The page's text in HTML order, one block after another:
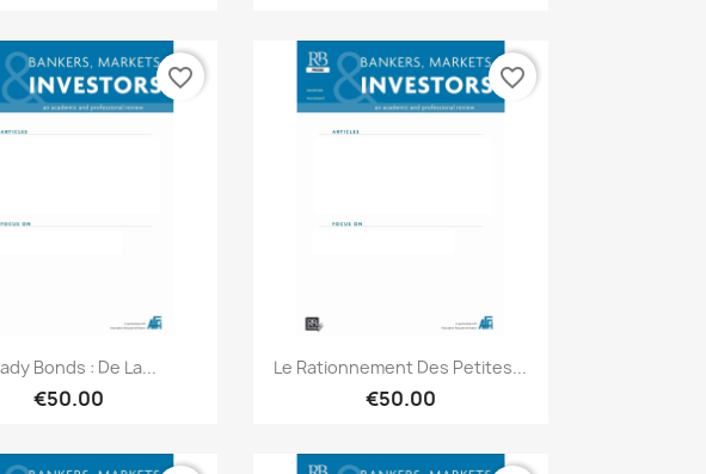
Quick view
Bonds : De La...
€50.00
favorite_border
Quick view
Le Rationnement Des Petites...
€50.00
favorite_border